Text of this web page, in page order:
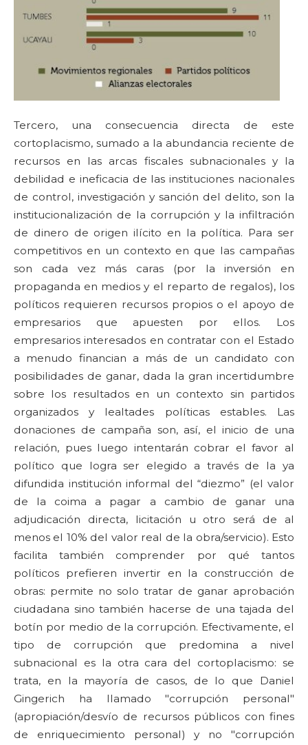
Tercero, una consecuencia directa de este
cortoplacismo, sumado a la abundancia reciente de
recursos en las arcas fiscales subnacionales y la
debilidad e ineficacia de las instituciones nacionales
de control, investigación y sanción del delito, son la
institucionalización de la corrupción y la infiltración
de dinero de origen ilícito en la política. Para ser
competitivos en un contexto en que las campañas
son cada vez más caras (por la inversión en
propaganda en medios y el reparto de regalos), los
políticos requieren recursos propios o el apoyo de
empresarios que apuesten por ellos. Los
empresarios interesados en contratar con el Estado
a menudo financian a más de un candidato con
posibilidades de ganar, dada la gran incertidumbre
sobre los resultados en un contexto sin partidos
organizados y lealtades políticas estables. Las
donaciones de campaña son, así, el inicio de una
relación, pues luego intentarán cobrar el favor al
político que logra ser elegido a través de la ya
difundida institución informal del “diezmo” (el valor
de la coima a pagar a cambio de ganar una
adjudicación directa, licitación u otro será de al
menos el 10% del valor real de la obra/servicio). Esto
facilita también comprender por qué tantos
políticos prefieren invertir en la construcción de
obras: permite no solo tratar de ganar aprobación
ciudadana sino también hacerse de una tajada del
botín por medio de la corrupción. Efectivamente, el
tipo de corrupción que predomina a nivel
subnacional es la otra cara del cortoplacismo: se
trata, en la mayoría de casos, de lo que Daniel
Gingerich ha llamado "corrupción personal"
(apropiación/desvío de recursos públicos con fines
de enriquecimiento personal) y no "corrupción